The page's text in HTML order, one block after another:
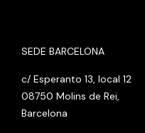
SEDE BARCELONA
c/ Esperanto 13, local 12
08750 Molins de Rei,
Barcelona